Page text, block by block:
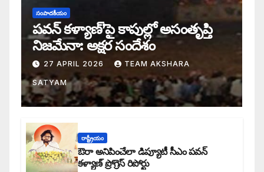
సంపాదకీయం
పవన్ కళ్యాణ్’పై కాపుల్లో అసంతృప్తి
నిజమేనా: అక్షర సందేశం
27 APRIL 2026 TEAM AKSHARA
SATYAM
రాష్ట్రీయం
ఔరా అనిపించేలా డిప్యూటీ సీఎం పవన్
కళ్యాణ్ ప్రోగ్రెస్ రిపోర్టు